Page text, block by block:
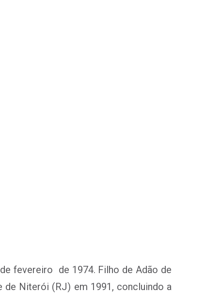
fevereiro de 1974. Filho de Adão de
de Niterói (RJ) em 1991, concluindo a